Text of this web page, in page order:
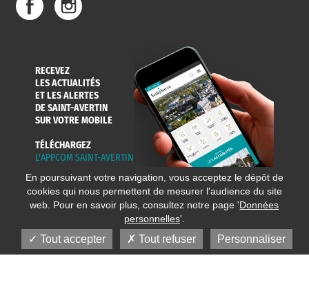
RECEVEZ
LES ACTUALITÉS
ET LES ALERTES
DE SAINT-AVERTIN
SUR VOTRE MOBILE
TÉLÉCHARGEZ
L'APPCOM SAINT-AVERTIN
En poursuivant votre navigation, vous acceptez le dépôt de
cookies qui nous permettent de mesurer l'audience du site
web. Pour en savoir plus, consultez notre page 'Données
personnelles'.
Tout accepter Tout refuser Personnaliser